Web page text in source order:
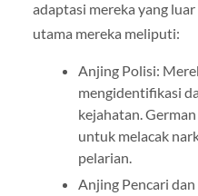
adaptasi mereka yang
utama mereka meliputi:
Anjing Polisi:
mengidentifikasi
kejahatan.
untuk melacak
pelarian.
Anjing Pencari